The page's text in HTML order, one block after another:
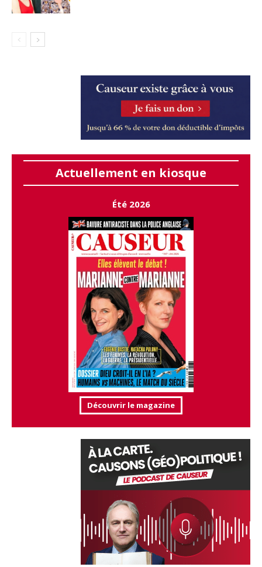
Actuellement en kiosque
Été 2026
Découvrir le magazine